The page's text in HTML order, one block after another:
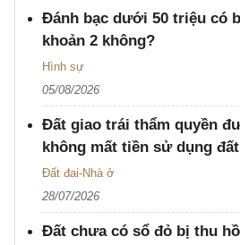
Đánh bạc dưới 50 triệu có
khoản 2 không?
Hình sự
05/08/2026
Đất giao trái thẩm quyền
không mất tiền sử dụng
Đất đai-Nhà ở
28/07/2026
Đất chưa có sổ đỏ bị thu